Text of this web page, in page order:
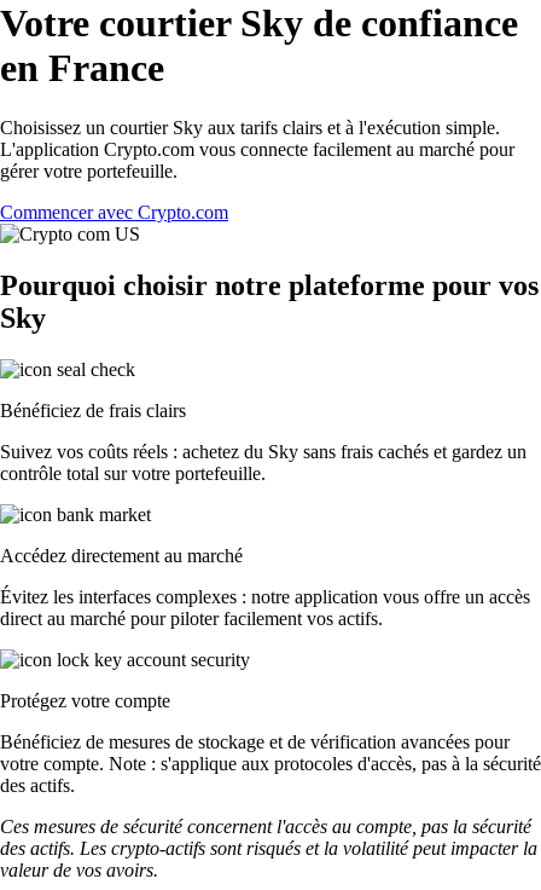
Votre courtier Sky de confiance
en France
Choisissez un courtier Sky aux tarifs clairs et à l'exécution simple.
L'application Crypto.com vous connecte facilement au marché pour
gérer votre portefeuille.
Commencer avec Crypto.com
Pourquoi choisir notre plateforme pour vos
Sky
Bénéficiez de frais clairs
Suivez vos coûts réels : achetez du Sky sans frais cachés et gardez un
contrôle total sur votre portefeuille.
Accédez directement au marché
Évitez les interfaces complexes : notre application vous offre un accès
direct au marché pour piloter facilement vos actifs.
Protégez votre compte
Bénéficiez de mesures de stockage et de vérification avancées pour
votre compte. Note : s'applique aux protocoles d'accès, pas à la sécurité
des actifs.
Ces mesures de sécurité concernent l'accès au compte, pas la sécurité
des actifs. Les crypto-actifs sont risqués et la volatilité peut impacter la
valeur de vos avoirs.